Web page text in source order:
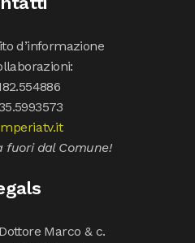
d’informazione
fuori dal Comune!
Marco & c.